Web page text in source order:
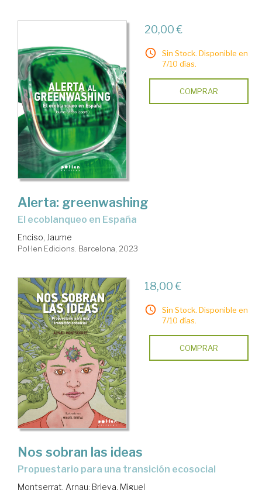
20,00 €
Sin Stock. Disponible en
7/10 días.
COMPRAR
Alerta: greenwashing
El ecoblanqueo en España
Enciso, Jaume
Pol·len Edicions. Barcelona, 2023
18,00 €
Sin Stock. Disponible en
7/10 días.
COMPRAR
Nos sobran las ideas
Propuestario para una transición ecosocial
Montserrat, Arnau; Brieva, Miguel